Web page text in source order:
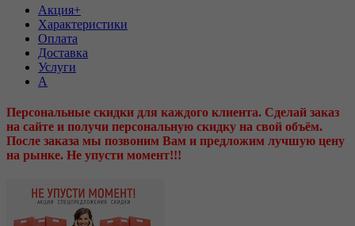
Акция+
Характеристики
Оплата
Доставка
Услуги
А
Персональные скидки для каждого клиента. Сделай заказ
на сайте и получи персональную скидку на свой объём.
После заказа мы позвоним Вам и предложим лучшую цену
на рынке. Не упусти момент!!!